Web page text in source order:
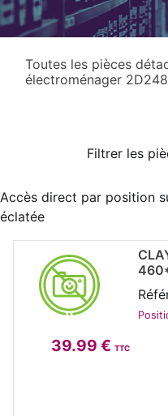
Toutes les pièces
électroménager
Filtrer les
Accès direct par position
éclatée
39.99 € TTC